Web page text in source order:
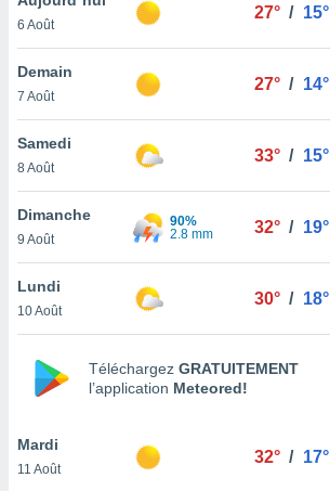
et
»,
au
vous
qu'ils
ou
le
ainsi
un
la
du
6 Août
27° / 15°
Demain
7 Août
27° / 14°
Samedi
8 Août
33° / 15°
Dimanche
9 Août
90%
2.8 mm
32° / 19°
Lundi
10 Août
30° / 18°
Téléchargez GRATUITEMENT
l’application Meteored!
Mardi
11 Août
32° / 17°